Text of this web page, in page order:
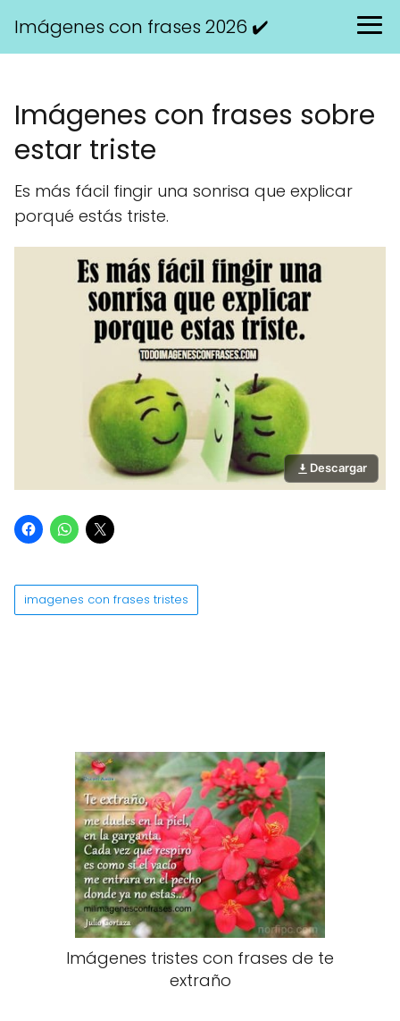
Imágenes con frases 2026 ✔️
Imágenes con frases sobre
estar triste
Es más fácil fingir una sonrisa que explicar
porqué estás triste.
Descargar
imagenes con frases tristes
Imágenes tristes con frases de te
extraño